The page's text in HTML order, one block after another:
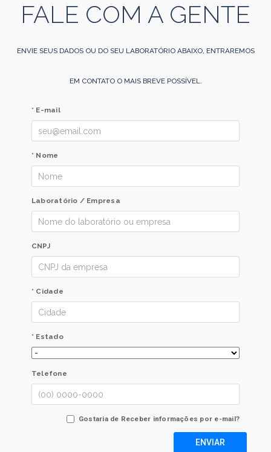
FALE COM A GENTE
ENVIE SEUS DADOS OU DO SEU LABORATÓRIO ABAIXO, ENTRAREMOS
EM CONTATO O MAIS BREVE POSSÍVEL.
* E-mail
* Nome
Laboratório / Empresa
CNPJ
* Cidade
* Estado
Telefone
Gostaria de Receber informações por e-mail?
ENVIAR